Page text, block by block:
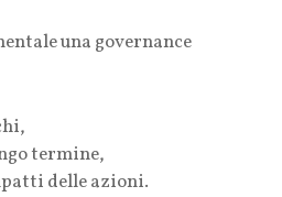
una governance
termine,
delle azioni.